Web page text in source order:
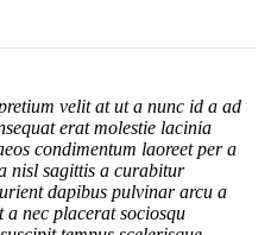
velit at ut a nunc id a ad
erat molestie lacinia
condimentum laoreet per a
nisl sagittis a curabitur
dapibus pulvinar arcu a
a nec placerat sociosqu